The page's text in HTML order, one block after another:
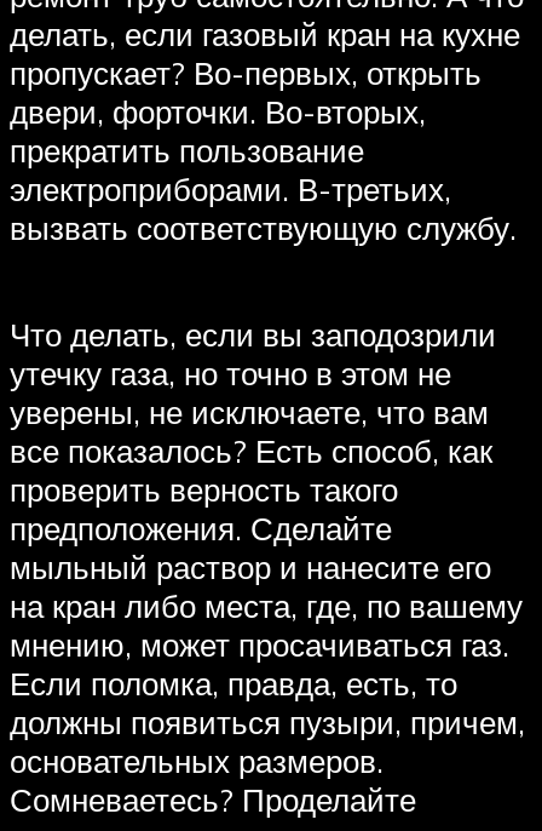
делать, если газовый кран на кухне
пропускает? Во-первых, открыть
двери, форточки. Во-вторых,
прекратить пользование
электроприборами. В-третьих,
вызвать соответствующую службу.
Что делать, если вы заподозрили
утечку газа, но точно в этом не
уверены, не исключаете, что вам
все показалось? Есть способ, как
проверить верность такого
предположения. Сделайте
мыльный раствор и нанесите его
на кран либо места, где, по вашему
мнению, может просачиваться газ.
Если поломка, правда, есть, то
должны появиться пузыри, причем,
основательных размеров.
Сомневаетесь? Проделайте